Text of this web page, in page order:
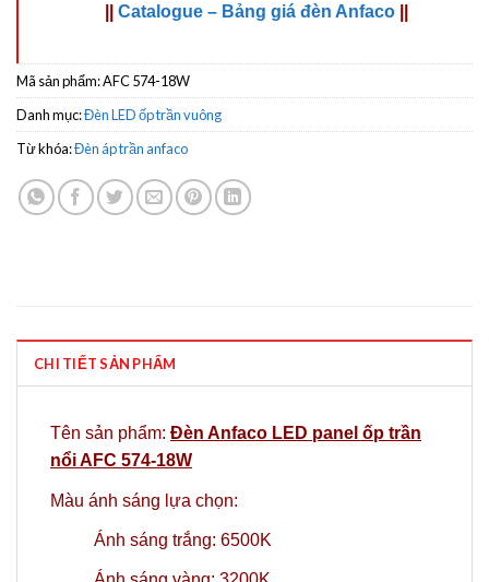
Catalogue – Bảng giá đèn Anfaco
Mã sản phẩm:AFC 574-18W
Danh mục:Đèn LED ốp trần vuông
Từ khóa:Đèn áp trần anfaco
CHI TIẾT SẢN PHẨM
Tên sản phẩm: Đèn Anfaco LED panel ốp trần
nổi AFC 574-18W
Màu ánh sáng lựa chọn:
Ánh sáng trắng: 6500K